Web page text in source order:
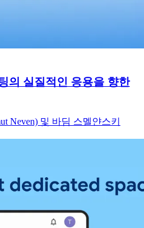
의 실질적인 응용을 향한
Neven) 및 바딤 스멜얀스키